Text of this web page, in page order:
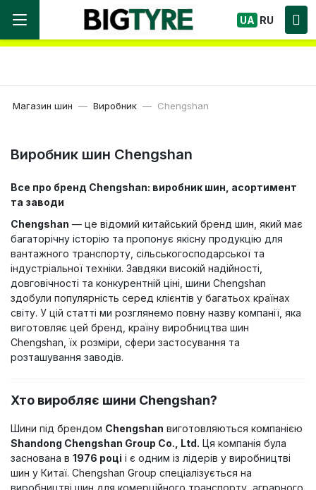
Ми працюємо! Великий вибір Шин, швидка
доставка по Україні!
UA RU
Магазин шин Виробник Chengshan
Виробник шин Chengshan
Все про бренд Chengshan: виробник шин, асортимент
та заводи
Chengshan — це відомий китайський бренд шин, який має
багаторічну історію та пропонує якісну продукцію для
вантажного транспорту, сільськогосподарської та
індустріальної техніки. Завдяки високій надійності,
довговічності та конкурентній ціні, шини Chengshan
здобули популярність серед клієнтів у багатьох країнах
світу. У цій статті ми розглянемо повну назву компанії, яка
виготовляє цей бренд, країну виробництва шин
Chengshan, їх розміри, сфери застосування та
розташування заводів.
Хто виробляє шини Chengshan?
Шини під брендом Chengshan виготовляються компанією
Shandong Chengshan Group Co., Ltd. Ця компанія була
заснована в 1976 році і є одним із лідерів у виробництві
шин у Китаї. Chengshan Group спеціалізується на
виробництві шин для комерційного транспорту, аграрного